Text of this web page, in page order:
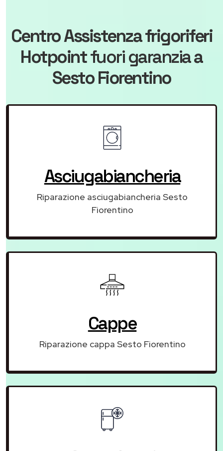
Centro Assistenza frigoriferi
Hotpointfuori garanziaa
Sesto Fiorentino
Asciugabiancheria
Riparazione asciugabiancheria Sesto
Fiorentino
Cappe
Riparazione cappa Sesto Fiorentino